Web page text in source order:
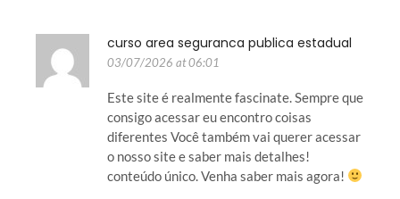
curso area seguranca publica estadual
03/07/2026 at 06:01
Este site é realmente fascinate. Sempre que
consigo acessar eu encontro coisas
diferentes Você também vai querer acessar
o nosso site e saber mais detalhes!
conteúdo único. Venha saber mais agora!